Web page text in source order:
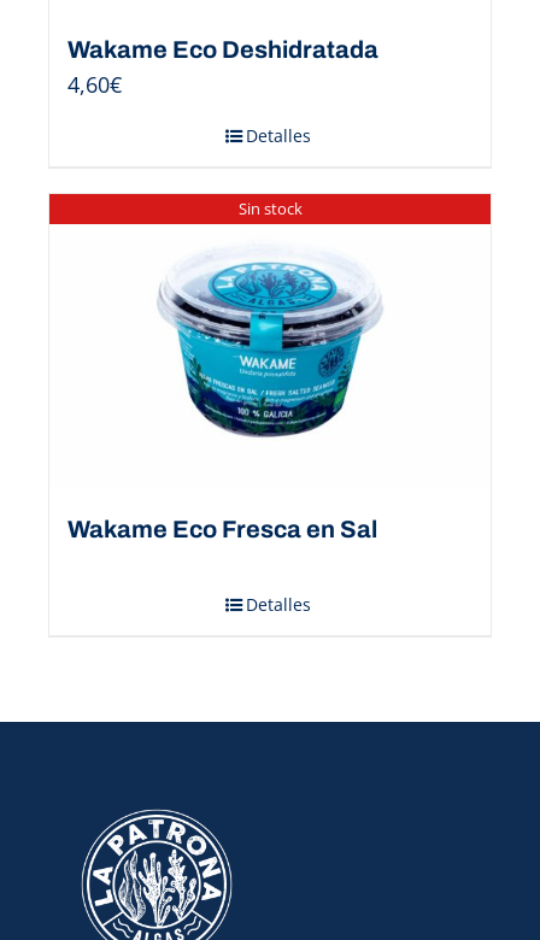
Wakame Eco Deshidratada
4,60€
Detalles
Sin stock
Wakame Eco Fresca en Sal
Detalles